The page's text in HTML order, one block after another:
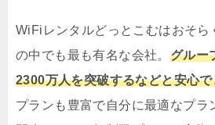
WiFiレンタルどっとこむはおそら
の中でも最も有名な会社。 グルー
2300万人を突破するなどと安心
プランも豊富で自分に最適なプラ